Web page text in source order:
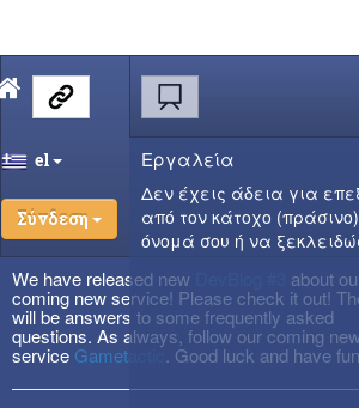
el
Σύνδεση
We have released new about
coming new service! Please check it out!
will be answers to some frequently asked
questions. As always, follow our coming new
service Gametactic. Good luck and have
Εργαλεία
Δεν έχεις άδεια για
από τον κάτοχο
όνομά σου ή να